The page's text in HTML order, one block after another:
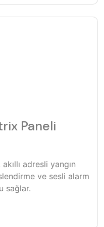
Paneli
adresli yangın
ve sesli alarm
sağlar.